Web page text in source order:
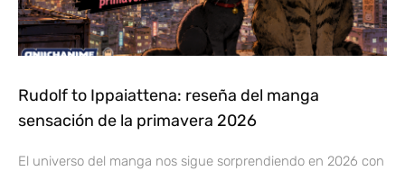
Rudolf to Ippaiattena: reseña del manga
sensación de la primavera 2026
El universo del manga nos sigue sorprendiendo en 2026 con